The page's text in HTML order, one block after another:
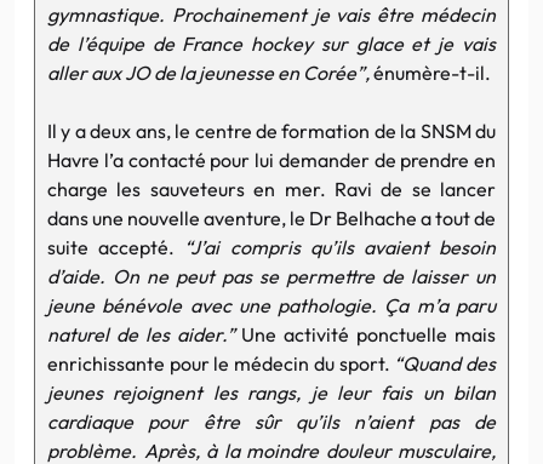
gymnastique. Prochainement je vais être médecin
de l’équipe de France hockey sur glace et je vais
aller aux JO de la jeunesse en Corée”,énumère-t-il.
Il y a deux ans, le centre de formation de la SNSM du
Havre l’a contacté pour lui demander de prendre en
charge les sauveteurs en mer. Ravi de se lancer
dans une nouvelle aventure, le Dr Belhache a tout de
suite accepté. “J’ai compris qu’ils avaient besoin
d’aide. On ne peut pas se permettre de laisser un
jeune bénévole avec une pathologie. Ça m’a paru
naturel de les aider.” Une activité ponctuelle mais
enrichissante pour le médecin du sport. “Quand des
jeunes rejoignent les rangs, je leur fais un bilan
cardiaque pour être sûr qu’ils n’aient pas de
problème. Après, à la moindre douleur musculaire,